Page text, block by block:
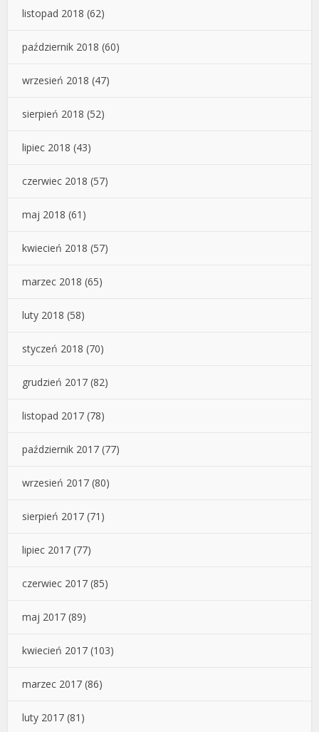
listopad 2018 (62)
październik 2018 (60)
wrzesień 2018 (47)
sierpień 2018 (52)
lipiec 2018 (43)
czerwiec 2018 (57)
maj 2018 (61)
kwiecień 2018 (57)
marzec 2018 (65)
luty 2018 (58)
styczeń 2018 (70)
grudzień 2017 (82)
listopad 2017 (78)
październik 2017 (77)
wrzesień 2017 (80)
sierpień 2017 (71)
lipiec 2017 (77)
czerwiec 2017 (85)
maj 2017 (89)
kwiecień 2017 (103)
marzec 2017 (86)
luty 2017 (81)